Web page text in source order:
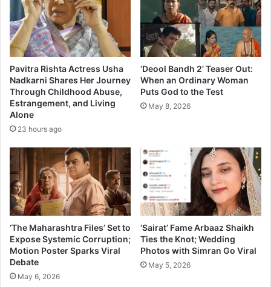
i
s
a
r
a
t
h
i
i
l
m
-
C
h
e
a
t
e
r
T
i
e
p
a
s
s
2
Pavitra Rishta Actress Usha
Nadkarni Shares Her Journey
Through Childhood Abuse,
Estrangement, and Living
Alone
23 hours ago
‘Deool Bandh 2’ Teaser Out:
When an Ordinary Woman
Puts God to the Test
May 8, 2026
‘The Maharashtra Files’ Set to
Expose Systemic Corruption;
Motion Poster Sparks Viral
Debate
May 6, 2026
‘Sairat’ Fame Arbaaz Shaikh
Ties the Knot; Wedding
Photos with Simran Go Viral
May 5, 2026